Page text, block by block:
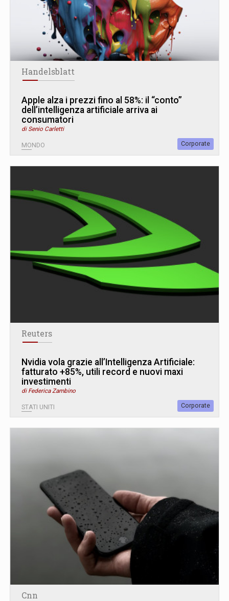
Handelsblatt
Apple alza i prezzi fino al 58%: il “conto”
dell’intelligenza artificiale arriva ai
consumatori
di Senio Carletti
MONDO Corporate
Reuters
Nvidia vola grazie all’Intelligenza Artificiale:
fatturato +85%, utili record e nuovi maxi
investimenti
di Federica Zambino
STATI UNITI Corporate
Cnn